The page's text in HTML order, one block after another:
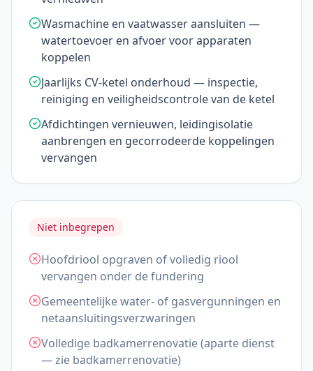
Wasmachine en vaatwasser aansluiten —
watertoevoer en afvoer voor apparaten
koppelen
Jaarlijks CV-ketel onderhoud — inspectie,
reiniging en veiligheidscontrole van de ketel
Afdichtingen vernieuwen, leidingisolatie
aanbrengen en gecorrodeerde koppelingen
vervangen
Niet inbegrepen
Hoofdriool opgraven of volledig riool
vervangen onder de fundering
Gemeentelijke water- of gasvergunningen en
netaansluitingsverzwaringen
Volledige badkamerrenovatie (aparte dienst
— zie badkamerrenovatie)